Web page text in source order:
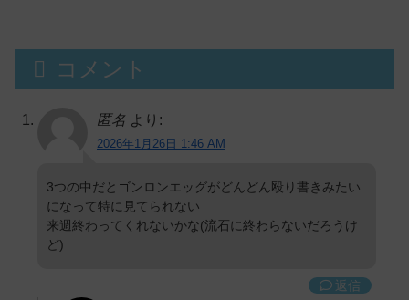
コメント
匿名 より:
2026年1月26日 1:46 AM
3つの中だとゴンロンエッグがどんどん殴り書きみたい
になって特に見てられない
来週終わってくれないかな(流石に終わらないだろうけ
ど)
返信